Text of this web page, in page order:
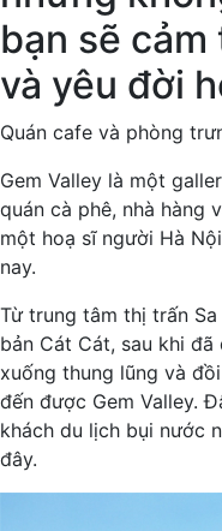
bạn sẽ
và yêu đời
Quán cafe và phòng
Gem Valley là một
quán cà phê, nhà hàng
một hoạ sĩ người Hà
nay.
Từ trung tâm thị trấn
bản Cát Cát, sau khi
xuống thung lũng và
đến được Gem Valley.
khách du lịch bụi nước
đây.